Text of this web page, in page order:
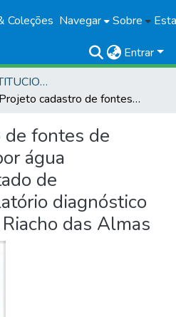
Coleções Navegar Sobre
Entrar
PRODUÇÃO INSTITUCIONAL
Projeto cadastro de fontes de abastecimento por água subterrânea, estado de Pernambuco: relatório diagnóstico do município de Riacho das Almas
de fontes de
água
de
diagnóstico
das Almas